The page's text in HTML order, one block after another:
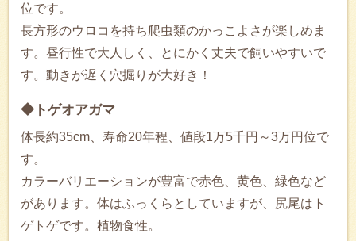
位です。
長方形のウロコを持ち爬虫類のかっこよさが楽しめま
す。昼行性で大人しく、とにかく丈夫で飼いやすいで
す。動きが遅く穴掘りが大好き！
◆トゲオアガマ
体長約35cm、寿命20年程、値段1万5千円～3万円位で
す。
カラーバリエーションが豊富で赤色、黄色、緑色など
があります。体はふっくらとしていますが、尻尾はト
ゲトゲです。植物食性。